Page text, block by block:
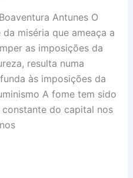
Antunes O
miséria que ameaça a
as imposições da
resulta numa
às imposições da
A fome tem sido
do capital nos